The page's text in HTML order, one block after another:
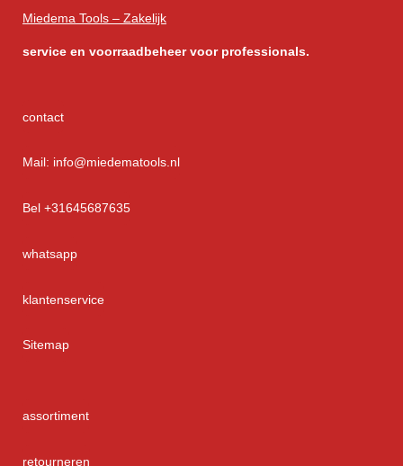
Miedema Tools – Zakelijk
service en voorraadbeheer voor professionals.
contact
Mail: info@miedematools.nl
Bel +31645687635
whatsapp
klantenservice
Sitemap
assortiment
retourneren